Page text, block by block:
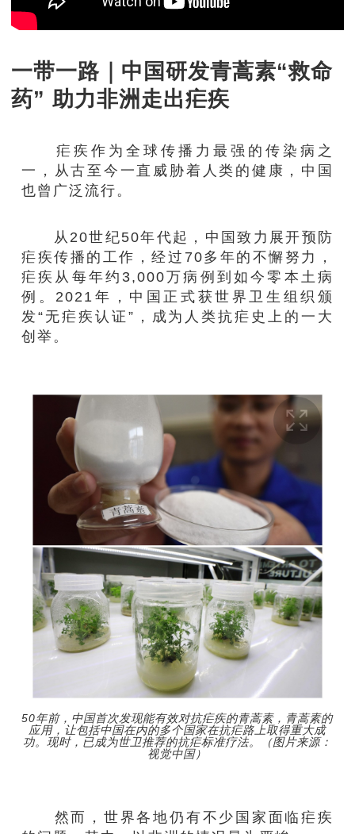
一带一路｜中国研发青蒿素“救命
药” 助力非洲走出疟疾
疟疾作为全球传播力最强的传染病之
一，从古至今一直威胁着人类的健康，中国
也曾广泛流行。
从20世纪50年代起，中国致力展开预防
疟疾传播的工作，经过70多年的不懈努力，
疟疾从每年约3,000万病例到如今零本土病
例。2021年，中国正式获世界卫生组织颁
发“无疟疾认证”，成为人类抗疟史上的一大
创举。
50年前，中国首次发现能有效对抗疟疾的青蒿素，青蒿素的
应用，让包括中国在内的多个国家在抗疟路上取得重大成
功。现时，已成为世卫推荐的抗疟标准疗法。（图片来源：
视觉中国）
然而，世界各地仍有不少国家面临疟疾